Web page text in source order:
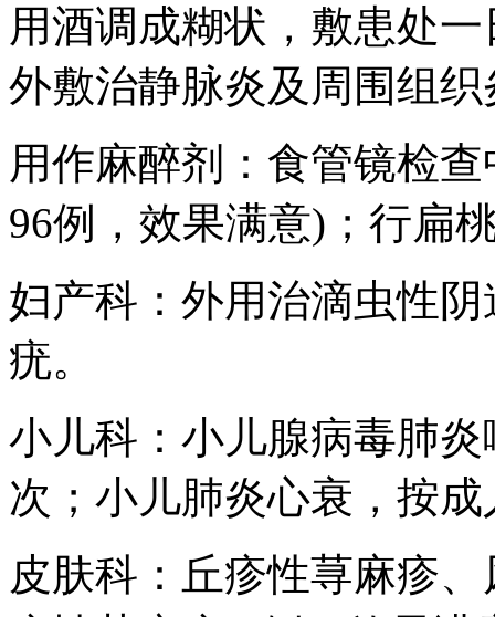
用酒调成糊状，敷患处
外敷治静脉炎及周围组织
用作麻醉剂：食管镜检
96例，效果满意)；行扁
妇产科：外用治滴虫性
疣。
小儿科：小儿腺病毒肺
次；小儿肺炎心衰，按
皮肤科：丘疹性荨麻疹